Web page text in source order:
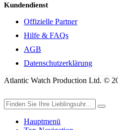
Kundendienst
Offizielle Partner
Hilfe & FAQs
AGB
Datenschutzerklärung
Atlantic Watch Production Ltd. ©
Hauptmenü